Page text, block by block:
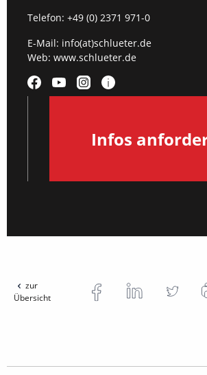
Telefon: +49 (0) 2371 971-0
E-Mail: info(at)schlueter.de
Web: www.schlueter.de
Infos
zur
Übersicht